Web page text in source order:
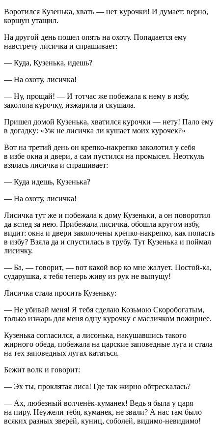
Воротился Кузенька, хвать — нет курочки! И дума­ет: верно,
коршун утащил.
На другой день пошел опять на охоту. Попадается ему
навстречу лисичка и спрашивает:
— Куда, Кузенька, идешь?
— На охоту, лисичка!
— Ну, прощай! — И тотчас же побежала к нему в избу,
заколола курочку, изжарила и скушала.
Пришел домой Кузенька, хватился курочки — не­ту! Пало ему
в догадку: «Уж не лисичка ли кушает моих курочек?»
Вот на третий день он крепко-накрепко заколотил у себя
в избе окна и двери, а сам пустился на промысел. Неоткуль
взялась лисичка и спрашивает:
— Куда идешь, Кузенька?
— На охоту, лисичка!
Лисичка тут же и побежала к дому Кузеньки, а он поворотил
да вслед за нею. Прибежала лисичка, обошла кругом избу,
видит: окна и двери заколочены крепко-накрепко, как попасть
в избу? Взяла да и спустилась в трубу. Тут Кузенька и поймал
лисичку.
— Ба, — говорит, — вот какой вор ко мне жалует. Постой-ка,
сударушка, я тебя теперь живу из рук не выпущу!
Лисичка стала просить Кузеньку:
— Не убивай меня! Я тебя сделаю Козьмою Скоробогатым,
только изжарь для меня одну курочку с масличком пожирнее.
Кузенька согласился, а лисонька, накушавшись такого
жирного обеда, побежала на царские заповедные луга и стала
на тех заповедных лугах кататься.
Бежит волк и говорит:
— Эх ты, проклятая лиса! Где так жирно обтрескалась?
— Ах, любезный волченёк-куманек! Ведь я была у царя
на пиру. Неужели тебя, куманек, не звали? А нас там было
всяких разных зверей, куниц, соболей, видимо-невидимо!